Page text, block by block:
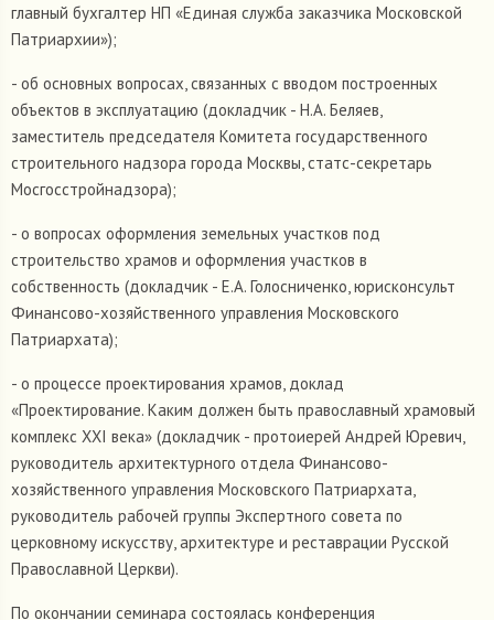
главный бухгалтер НП «Единая служба заказчика Московской
Патриархии»);
- об основных вопросах, связанных с вводом построенных
объектов в эксплуатацию (докладчик - Н.А. Беляев,
заместитель председателя Комитета государственного
строительного надзора города Москвы, статс-секретарь
Мосгосстройнадзора);
- о вопросах оформления земельных участков под
строительство храмов и оформления участков в
собственность (докладчик - Е.А. Голосниченко, юрисконсульт
Финансово-хозяйственного управления Московского
Патриархата);
- о процессе проектирования храмов, доклад
«Проектирование. Каким должен быть православный храмовый
комплекс XXI века» (докладчик - протоиерей Андрей Юревич,
руководитель архитектурного отдела Финансово-
хозяйственного управления Московского Патриархата,
руководитель рабочей группы Экспертного совета по
церковному искусству, архитектуре и реставрации Русской
Православной Церкви).
По окончании семинара состоялась конференция